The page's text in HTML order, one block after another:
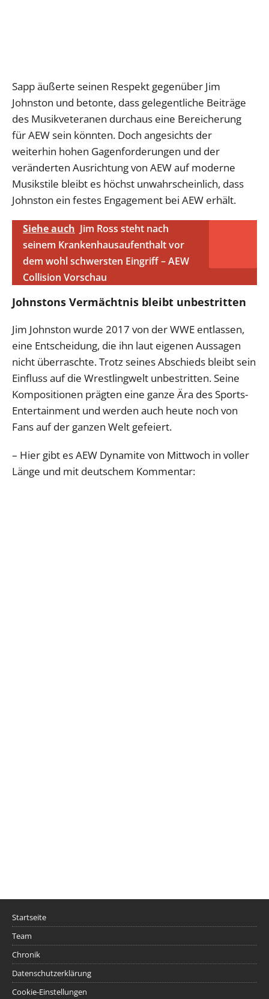
Sapp äußerte seinen Respekt gegenüber Jim
Johnston und betonte, dass gelegentliche Beiträge
des Musikveteranen durchaus eine Bereicherung
für AEW sein könnten. Doch angesichts der
weiterhin hohen Gagenforderungen und der
veränderten Ausrichtung von AEW auf moderne
Musikstile bleibt es höchst unwahrscheinlich, dass
Johnston ein festes Engagement bei AEW erhält.
Siehe auch Jim Ross steht nach
seinem Krankenhausaufenthalt vor
dem wohl schwersten Eingriff – AEW
Collision Vorschau
Johnstons Vermächtnis bleibt unbestritten
Jim Johnston wurde 2017 von der WWE entlassen,
eine Entscheidung, die ihn laut eigenen Aussagen
nicht überraschte. Trotz seines Abschieds bleibt sein
Einfluss auf die Wrestlingwelt unbestritten. Seine
Kompositionen prägten eine ganze Ära des Sports-
Entertainment und werden auch heute noch von
Fans auf der ganzen Welt gefeiert.
– Hier gibt es AEW Dynamite von Mittwoch in voller
Länge und mit deutschem Kommentar:
Startseite
Team
Chronik
Datenschutzerklärung
Cookie-Einstellungen